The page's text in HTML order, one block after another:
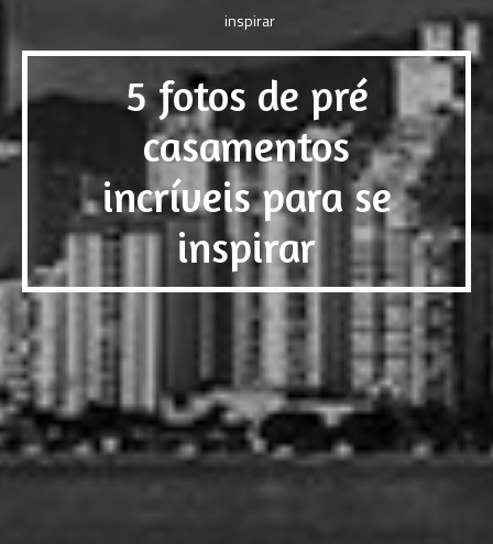
5 fotos de pré
casamentos
incríveis para se
inspirar